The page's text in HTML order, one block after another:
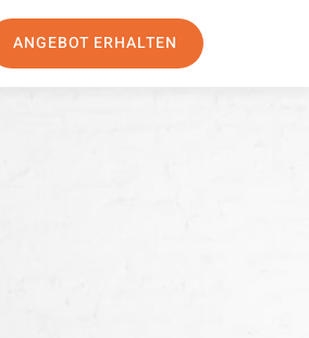
ANGEBOT ERHALTEN